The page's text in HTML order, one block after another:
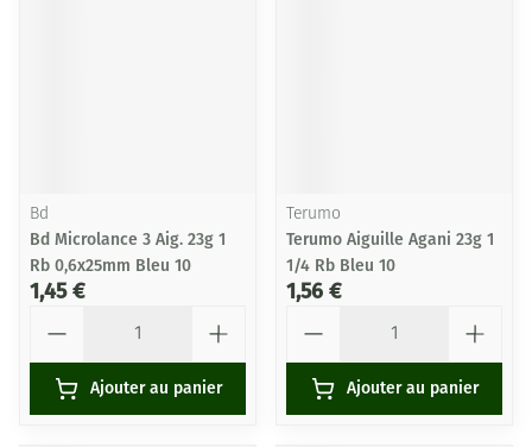
Bd
Bd Microlance 3 Aig. 23g 1
Rb 0,6x25mm Bleu 10
1,45 €
Ajouter au panier
Terumo
Terumo Aiguille Agani 23g 1
1/4 Rb Bleu 10
1,56 €
Ajouter au panier